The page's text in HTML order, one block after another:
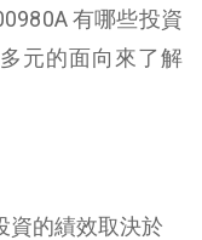
有哪些投資
元的面向來了解
資的績效取決於